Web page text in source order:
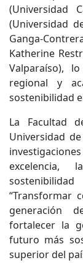
(Universidad
(Universidad
Ganga-
Katherine
Valparaíso),
regional y
sostenibilidad
La Facultad
Universidad
excelencia,
“Transformar
generación
fortalecer la
futuro más
superior del